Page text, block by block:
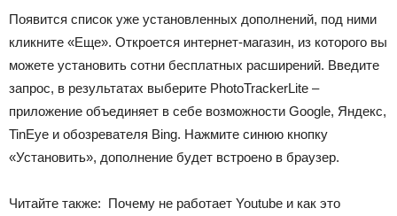
Появится список уже установленных дополнений, под ними
кликните «Еще». Откроется интернет-магазин, из которого вы
можете установить сотни бесплатных расширений. Введите
запрос, в результатах выберите PhotoTrackerLite –
приложение объединяет в себе возможности Google, Яндекс,
TinEye и обозревателя Bing. Нажмите синюю кнопку
«Установить», дополнение будет встроено в браузер.
Читайте также: Почему не работает Youtube и как это